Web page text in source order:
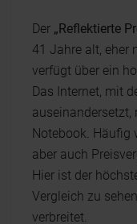
Der „Reflektierte
41 Jahre alt, eher
verfügt über ein
Das Internet, mit
auseinandersetzt,
Notebook. Häufig
aber auch
Hier ist der
Vergleich zu
verbreitet.